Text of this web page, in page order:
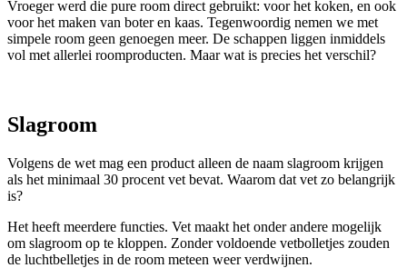
Vroeger werd die pure room direct gebruikt: voor het koken, en ook
voor het maken van boter en kaas. Tegenwoordig nemen we met
simpele room geen genoegen meer. De schappen liggen inmiddels
vol met allerlei roomproducten. Maar wat is precies het verschil?
Slagroom
Volgens de wet mag een product alleen de naam slagroom krijgen
als het minimaal 30 procent vet bevat. Waarom dat vet zo belangrijk
is?
Het heeft meerdere functies. Vet maakt het onder andere mogelijk
om slagroom op te kloppen. Zonder voldoende vetbolletjes zouden
de luchtbelletjes in de room meteen weer verdwijnen.